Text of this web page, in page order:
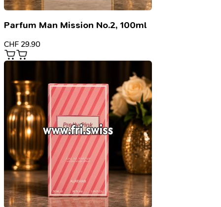
Parfum Man Mission No.2, 100ml
CHF 29.90